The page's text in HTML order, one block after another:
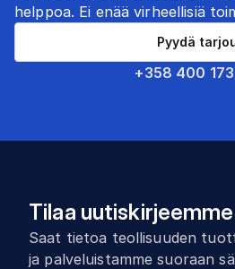
helppoa. Ei enää virheellisiä
+358 400
Pyydä
Tilaa uutiskirjeemme
Saat tietoa teollisuuden
ja palveluistamme suoraan